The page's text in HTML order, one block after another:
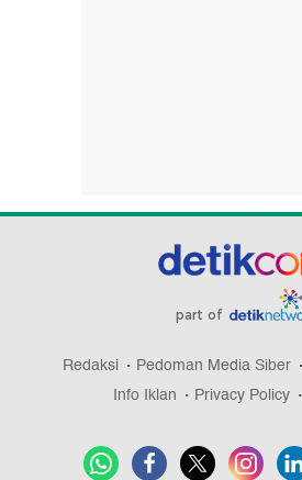
part of
Redaksi Pedoman Media Siber
Info Iklan
Privacy Policy